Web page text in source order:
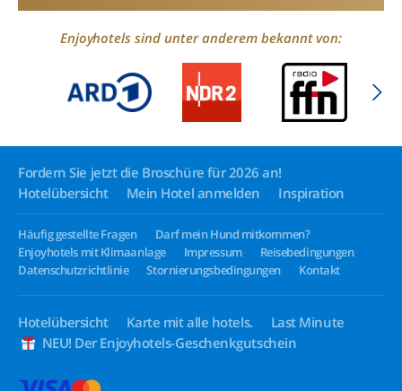
Enjoyhotels sind unter anderem bekannt von:
Fordern Sie jetzt die Broschüre für 2026 an!
Hotelübersicht
Mein Hotel anmelden Inspiration
Häufig gestellte Fragen
Darf mein Hund mitkommen?
Enjoyhotels mit Klimaanlage
Impressum
Reisebedingungen
Datenschutzrichtlinie
Stornierungsbedingungen Kontakt
Hotelübersicht Karte mit alle hotels.
Last Minute
NEU! Der Enjoyhotels-Geschenkgutschein